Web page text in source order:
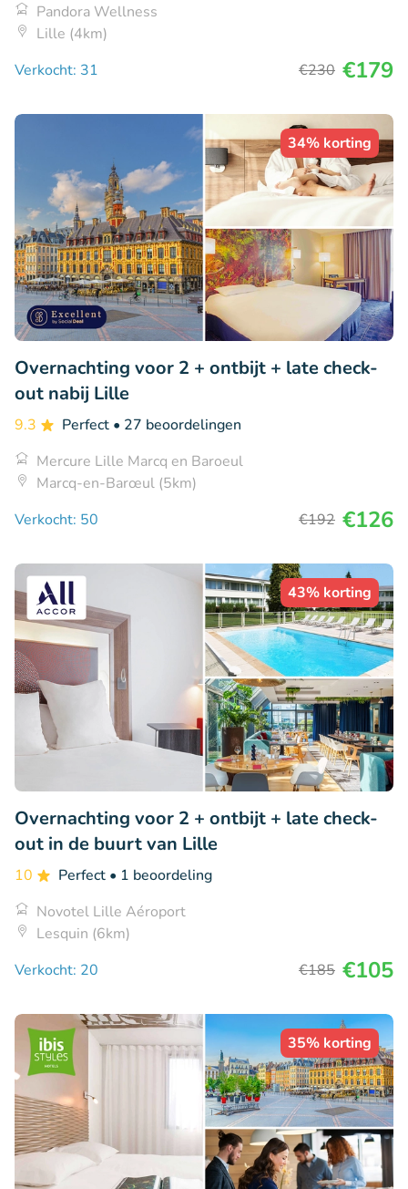
Pandora Wellness
Lille (4km)
Verkocht: 31
€230 €179
34% korting
Overnachting voor 2 + ontbijt + late check-
out nabij Lille
9.3 Perfect • 27 beoordelingen
Mercure Lille Marcq en Baroeul
Marcq-en-Barœul (5km)
Verkocht: 50
€192 €126
43% korting
Overnachting voor 2 + ontbijt + late check-
out in de buurt van Lille
10 Perfect • 1 beoordeling
Novotel Lille Aéroport
Lesquin (6km)
Verkocht: 20
€185 €105
35% korting